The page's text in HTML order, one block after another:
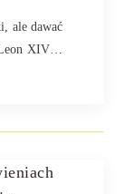
ale dawać
XIV…